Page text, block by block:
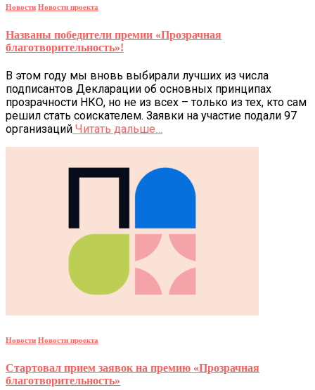
Новости Новости проекта
Названы победители премии «Прозрачная
благотворительность»!
В этом году мы вновь выбирали лучших из числа
подписантов Декларации об основных принципах
прозрачности НКО, но не из всех – только из тех, кто сам
решил стать соискателем. Заявки на участие подали 97
организаций Читать дальше…
Новости Новости проекта
Стартовал прием заявок на премию «Прозрачная
благотворительность»